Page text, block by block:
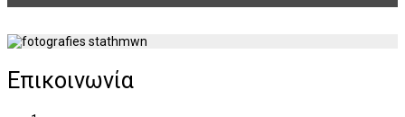
Επικοινωνία